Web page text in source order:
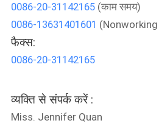
कारखाना
भ्रमण
गुणवत्ता
नियंत्रण
0086-20-31142165(काम समय)
0086-13631401601
फैक्स:
0086-20-31142165
व्यक्ति से संपर्क करें :
Miss. Jennifer Quan